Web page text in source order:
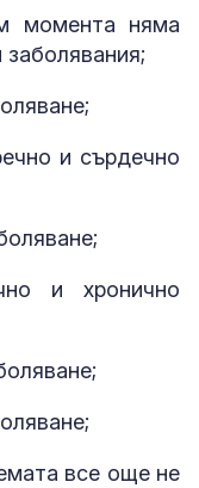
момента няма
и сърдечно
и хронично
все още не